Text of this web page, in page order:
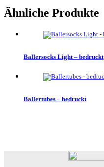
Ähnliche Produkte
Ballersocks Light – bedruckt
Ballertubes – bedruckt